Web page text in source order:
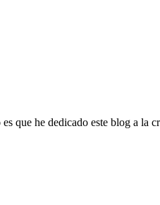
que he dedicado este blog a la